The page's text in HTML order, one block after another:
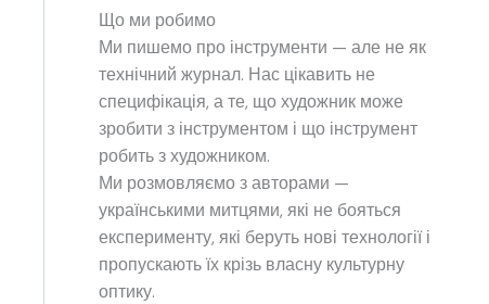
Що ми робимо
Ми пишемо про інструменти — але не як
технічний журнал. Нас цікавить не
специфікація, а те, що художник може
зробити з інструментом і що інструмент
робить з художником.
Ми розмовляємо з авторами —
українськими митцями, які не бояться
експерименту, які беруть нові технології і
пропускають їх крізь власну культурну
оптику.